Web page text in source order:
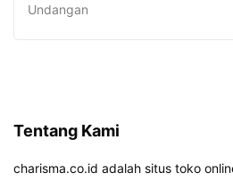
Undangan
Tentang Kami
charisma.co.id adalah situs toko